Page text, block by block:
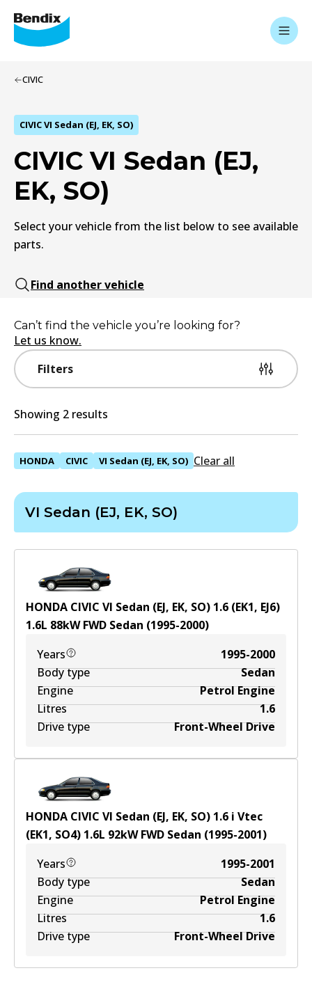
CIVIC
CIVIC VI Sedan (EJ, EK, SO)
CIVIC VI Sedan (EJ,
EK, SO)
Select your vehicle from the list below to see available
parts.
Find another vehicle
Filters
Can’t find the vehicle you’re looking for?
Let us know.
Showing 2 results
HONDA CIVIC VI Sedan (EJ, EK, SO) Clear all
VI Sedan (EJ, EK, SO)
HONDA CIVIC VI Sedan (EJ, EK, SO) 1.6 (EK1, EJ6)
1.6L 88kWFWD Sedan (1995-2000)
Years
1995-2000
Body type
Sedan
Engine
Petrol Engine
Litres
1.6
Drive type
Front-Wheel Drive
HONDA CIVIC VI Sedan (EJ, EK, SO) 1.6 i Vtec
(EK1, SO4) 1.6L 92kWFWD Sedan (1995-2001)
Years
1995-2001
Body type
Sedan
Engine
Petrol Engine
Litres
1.6
Drive type
Front-Wheel Drive